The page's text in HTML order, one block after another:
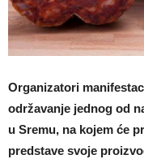
Organizatori
održavanje jednog od
u Sremu, na kojem će
predstave svoje